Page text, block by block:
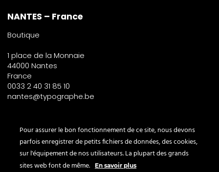
NANTES – France
Boutique
1 place de la Monnaie
44000 Nantes
France
0033 2 40 31 85 10
nantes@typographe.be
PARIS – France
Corner
le Bon Marché
Pour assurer le bon fonctionnement de ce site, nous devons
parfois enregistrer de petits fichiers de données, des cookies,
sur l'équipement de nos utilisateurs. La plupart des grands
sites web font de même.
En savoir plus